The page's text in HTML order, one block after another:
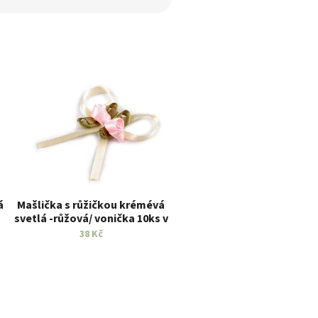
Mašlička s růžičkou krémévá
svetlá -růžová/ vonička 10ks v
balení
38 Kč